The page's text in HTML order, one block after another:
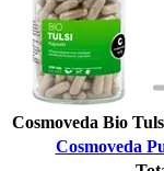
Cosmoveda Bio
Cosmoveda